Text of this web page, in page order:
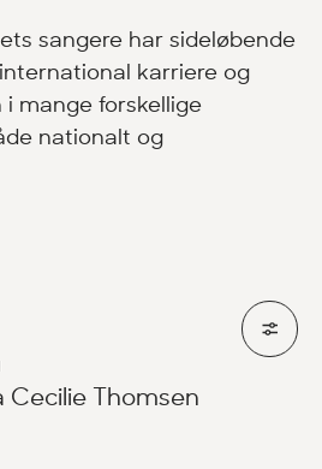
sangere har sideløbende
karriere og
mange forskellige
nationalt og
Cecilie Thomsen